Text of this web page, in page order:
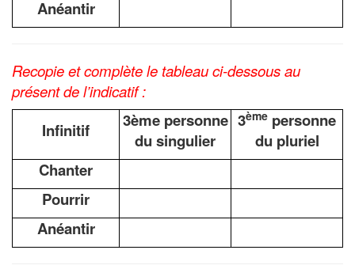
Anéantir
Recopie et complète le tableau ci-dessous au
présent de l’indicatif :
Infinitif
3ème personne
du singulier
3ème personne
du pluriel
Chanter
Pourrir
Anéantir